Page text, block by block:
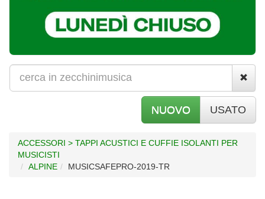
NUOVO USATO
ACCESSORI > TAPPI ACUSTICI E CUFFIE ISOLANTI PER
MUSICISTI
ALPINE
MUSICSAFEPRO-2019-TR